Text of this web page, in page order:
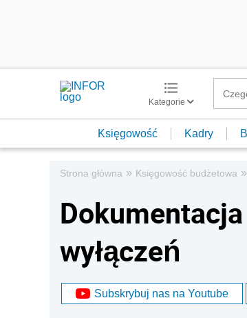
Kategorie
Księgowość Kadry
Strona główna » Księgowość budżetowa »
wyłączeń
Subskrybuj nas na Youtube